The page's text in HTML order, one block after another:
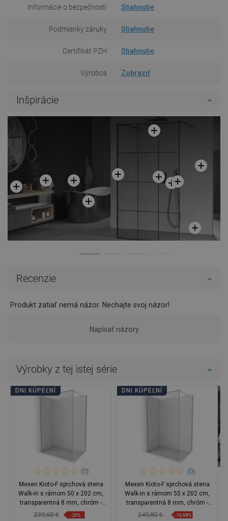
Informácie o bezpečnosti Stiahnutie
Podmienky záruky Stiahnutie
Certifikát PZH Stiahnutie
Výrobca Zobraziť
Inšpirácie
Recenzie
Produkt zatiaľ nemá názor. Nechajte svoj názor!
Napísať názory
Výrobky z tej istej série
DNI KÚPEĽNÍ
(0)
Mexen Kioto-F sprchová stena
Walk-in s rámom 50 x 202 cm,
transparentná 8 mm, chróm -
800-050-104-01-00
239,60 € -20%
DNI KÚPEĽNÍ
(0)
Mexen Kioto-F sprchová stena
Walk-in s rámom 55 x 202 cm,
transparentná 8 mm, chróm -
800-055-104-01-00
249,80 € -19,98%